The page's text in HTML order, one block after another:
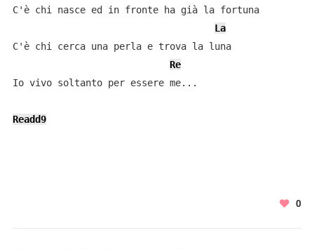
C'è chi nasce ed in fronte ha già la fortuna
La
C'è chi cerca una perla e trova la luna
Re
Io vivo soltanto per essere me...
Readd9
0